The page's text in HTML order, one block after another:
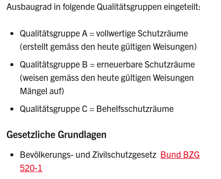
Ausbaugrad in folgende Qualitätsgruppen eingeteilt:
Qualitätsgruppe A = vollwertige Schutzräume
(erstellt gemäss den heute gültigen Weisungen)
Qualitätsgruppe B = erneuerbare Schutzräume
(weisen gemäss den heute gültigen Weisungen
Mängel auf)
Qualitätsgruppe C = Behelfsschutzräume
Gesetzliche Grundlagen
Bevölkerungs- und Zivilschutzgesetz Bund BZG
520-1